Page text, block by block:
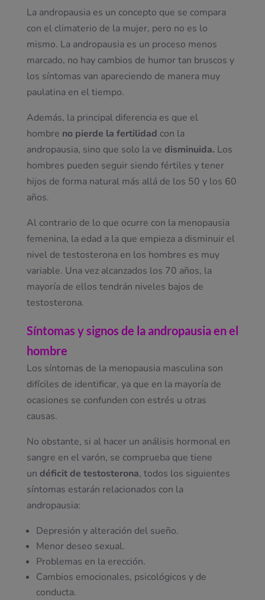
La andropausia es un concepto que se compara
con el climaterio de la mujer, pero no es lo
mismo. La andropausia es un proceso menos
marcado, no hay cambios de humor tan bruscos y
los síntomas van apareciendo de manera muy
paulatina en el tiempo.
Además, la principal diferencia es que el
hombre no pierde la fertilidad con la
andropausia, sino que solo la ve disminuida. Los
hombres pueden seguir siendo fértiles y tener
hijos de forma natural más allá de los 50 y los 60
años.
Al contrario de lo que ocurre con la menopausia
femenina, la edad a la que empieza a disminuir el
nivel de testosterona en los hombres es muy
variable. Una vez alcanzados los 70 años, la
mayoría de ellos tendrán niveles bajos de
testosterona.
Síntomas y signos de la andropausia en el
hombre
Los síntomas de la menopausia masculina son
difíciles de identificar, ya que en la mayoría de
ocasiones se confunden con estrés u otras
causas.
No obstante, si al hacer un análisis hormonal en
sangre en el varón, se comprueba que tiene
un déficit de testosterona, todos los siguientes
síntomas estarán relacionados con la
andropausia:
Depresión y alteración del sueño.
Menor deseo sexual.
Problemas en la erección.
Cambios emocionales, psicológicos y de
conducta.